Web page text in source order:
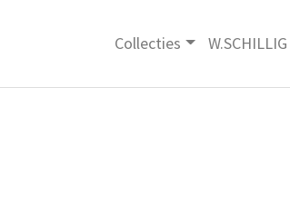
Collecties W.SCHILLIG